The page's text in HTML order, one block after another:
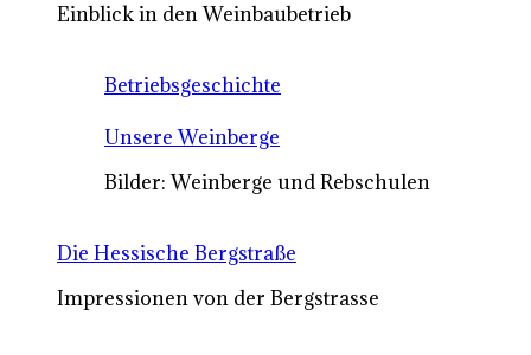
Einblick in den Weinbaubetrieb
Betriebsgeschichte
Unsere Weinberge
Bilder: Weinberge und Rebschulen
Die Hessische Bergstraße
Impressionen von der Bergstrasse